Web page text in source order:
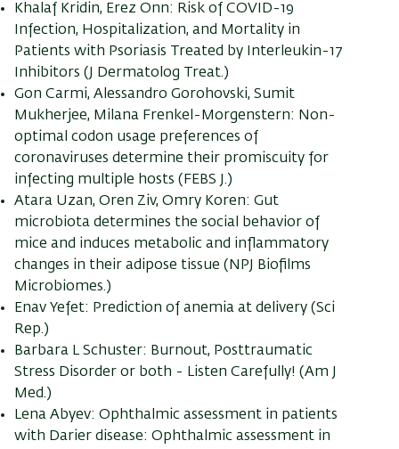
Khalaf Kridin, Erez Onn: Risk of COVID-19
Infection, Hospitalization, and Mortality in
Patients with Psoriasis Treated by Interleukin-17
Inhibitors (J Dermatolog Treat.)
Gon Carmi, Alessandro Gorohovski, Sumit
Mukherjee, Milana Frenkel-Morgenstern: Non-
optimal codon usage preferences of
coronaviruses determine their promiscuity for
infecting multiple hosts (FEBS J.)
Atara Uzan, Oren Ziv, Omry Koren: Gut
microbiota determines the social behavior of
mice and induces metabolic and inflammatory
changes in their adipose tissue (NPJ Biofilms
Microbiomes.)
Enav Yefet: Prediction of anemia at delivery (Sci
Rep.)
Barbara L Schuster: Burnout, Posttraumatic
Stress Disorder or both - Listen Carefully! (Am J
Med.)
Lena Abyev: Ophthalmic assessment in patients
with Darier disease: Ophthalmic assessment in